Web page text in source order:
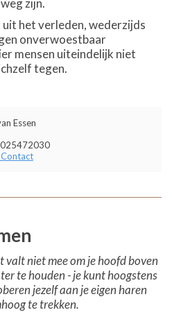
het verleden, wederzijds
onverwoestbaar
mensen uiteindelijk niet
tegen.
Essen
valt niet mee om je hoofd boven
te houden - je kunt hoogstens
jezelf aan je eigen haren
te trekken.